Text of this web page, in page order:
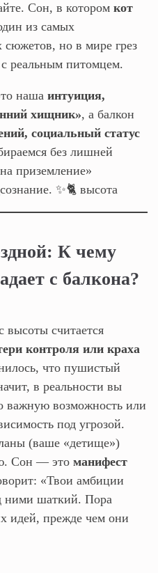
Сон, в котором кот
из самых
но в мире грез
реальным питомцем.
наша интуиция,
хищник», а балкон
социальный статус
без лишней
приземление»
✨🐈 высота
К чему
с балкона?
высоты считается
контроля или краха
что пушистый
в реальности вы
важную возможность или
под угрозой.
(ваше «детище»)
Сон — это манифест
«Твои амбиции
ними шаткий. Пора
идей, прежде чем они